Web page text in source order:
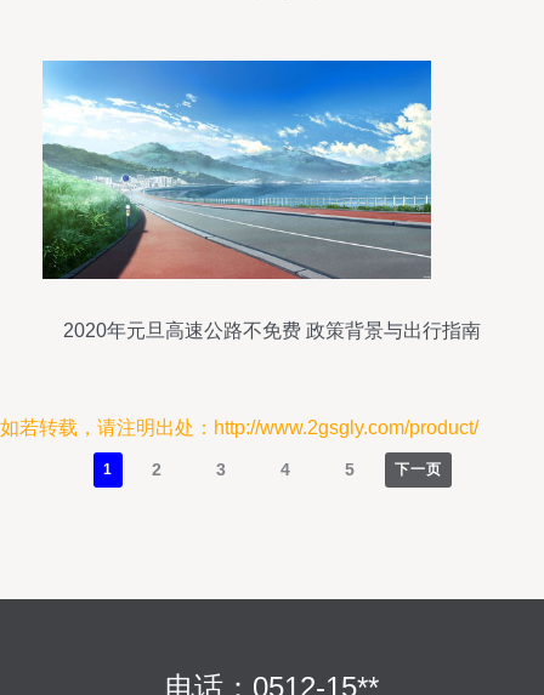
2020年元旦高速公路不免费 政策背景与出行指南
如若转载，请注明出处：http://www.2gsgly.com/product/
1 2 3 4 5 下一页
电话：0512-15**